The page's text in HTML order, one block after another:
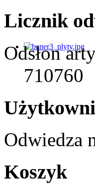
Licznik
Odsłon
710760
Odwiedza
Koszyk